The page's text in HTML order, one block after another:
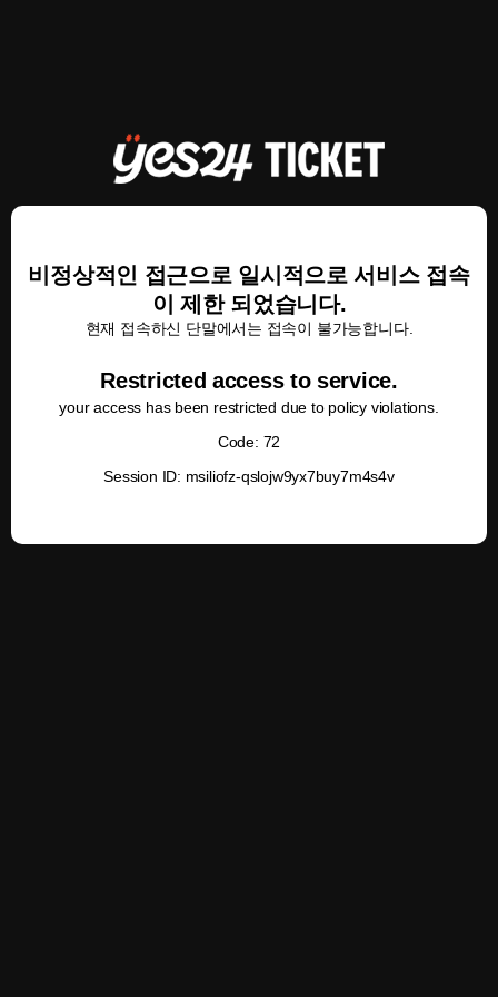
비정상적인 접근으로 일시적으로 서비스 접속
이 제한 되었습니다.
현재 접속하신 단말에서는 접속이 불가능합니다.
Restricted access to service.
your access has been restricted due to policy violations.
Code: 72
Session ID: msiliofz-qslojw9yx7buy7m4s4v